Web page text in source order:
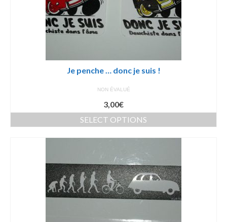
Je penche … donc je suis !
NON ÉVALUÉ
3,00€
SELECT OPTIONS